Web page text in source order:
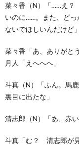
菜々香（N）「……え？
いのに……。また、ど
ないでほしいんだけど」
菜々香「あ、ありがと
月人「えへへへ」
斗真（N）「ふん。馬
裏目に出たな」
清志郎（N）「あ、赤い
斗真「む？ 清志郎が見